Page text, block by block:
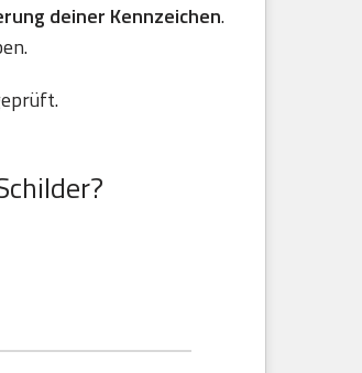
deiner Kennzeichen.